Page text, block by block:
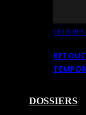
DOSSIERS